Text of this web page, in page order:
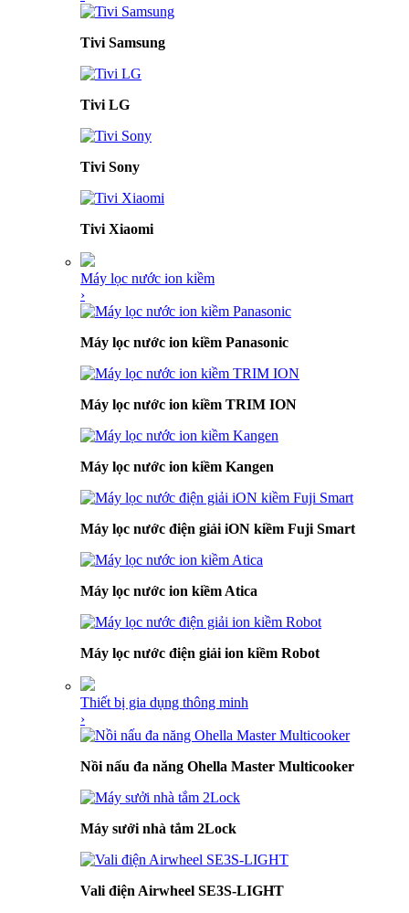
Tivi Samsung
Tivi LG
Tivi Sony
Tivi Xiaomi
Máy lọc nước ion kiềm
›
Máy lọc nước ion kiềm Panasonic
Máy lọc nước ion kiềm TRIM ION
Máy lọc nước ion kiềm Kangen
Máy lọc nước điện giải iON kiềm Fuji Smart
Máy lọc nước ion kiềm Atica
Máy lọc nước điện giải ion kiềm Robot
Thiết bị gia dụng thông minh
›
Nồi nấu đa năng Ohella Master Multicooker
Máy sưởi nhà tắm 2Lock
Vali điện Airwheel SE3S-LIGHT